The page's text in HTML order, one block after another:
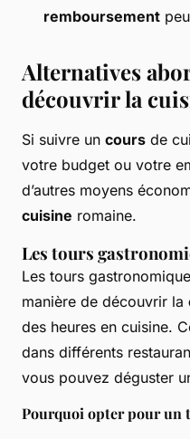
remboursement
Alternatives
découvrir la
Si suivre un cours de
votre budget ou votre
d’autres moyens
cuisine romaine.
Les tours
Les tours
manière de découvrir la
des heures en cuisine.
dans différents
vous pouvez déguster
Pourquoi opter pour un